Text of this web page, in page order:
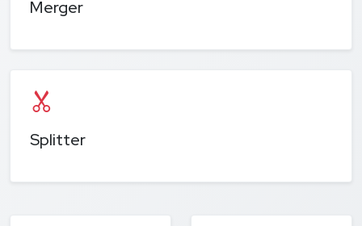
Merger
Splitter